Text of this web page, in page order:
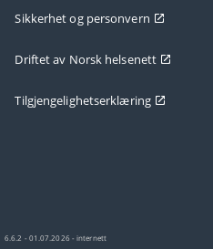
Sikkerhet og personvern
Driftet av Norsk helsenett
Tilgjengelighetserklæring
6.6.2 - 01.07.2026 - internett